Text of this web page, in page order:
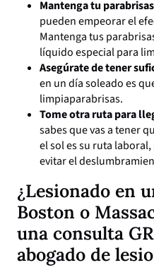
Mantenga tu
pueden empeorar el
Mantenga tus
líquido especial para
Asegúrate de tener
en un día soleado es
limpiaparabrisas.
Tome otra ruta para
sabes que vas a tener
el sol es su ruta
evitar el
¿Lesionado en
Boston o
una consulta
abogado de